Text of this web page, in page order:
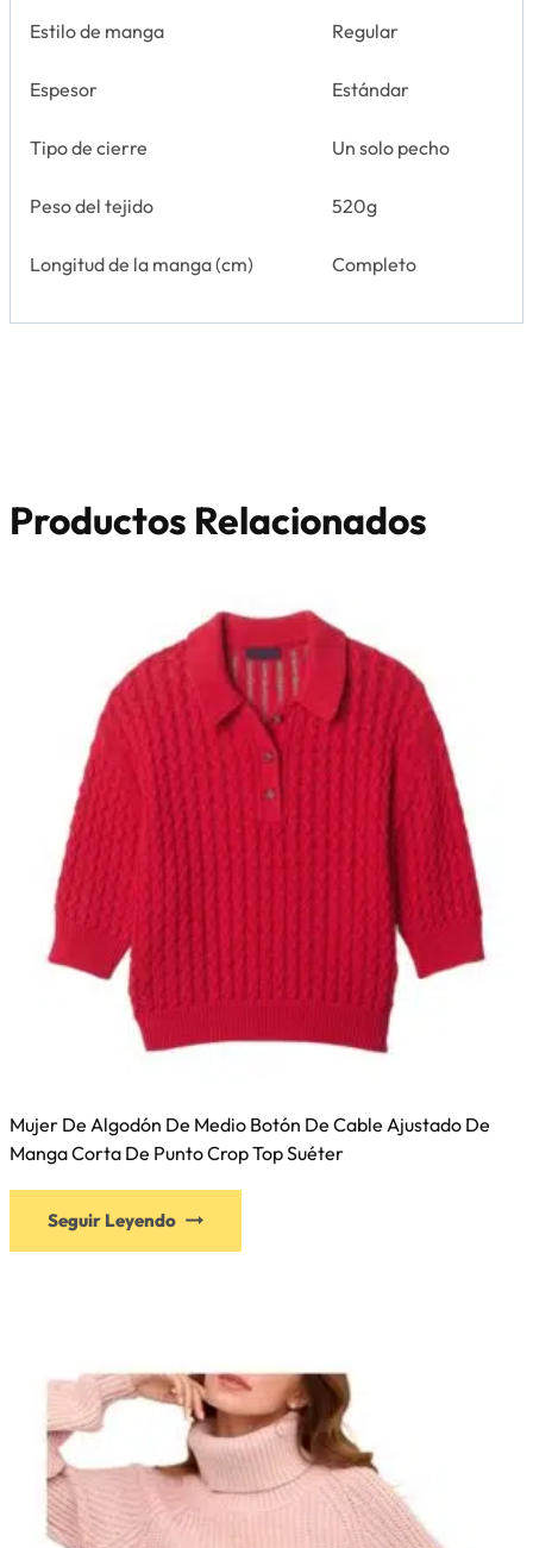
Estilo de manga Regular
Espesor Estándar
Tipo de cierre Un solo pecho
Peso del tejido 520g
Longitud de la manga (cm) Completo
Productos Relacionados
Mujer De Algodón De Medio Botón De Cable Ajustado De
Manga Corta De Punto Crop Top Suéter
Seguir Leyendo